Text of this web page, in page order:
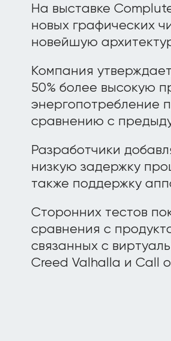
На выставке
новых графических
новейшую
Компания
50% более высокую
энергопотребление
сравнению с
Разработчики
низкую задержку
также поддержку
Сторонних тестов
сравнения с
связанных с
Creed Valhalla и Call